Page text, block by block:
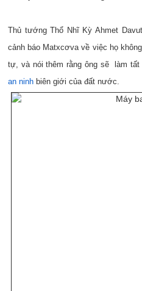
Thủ tướng Thổ Nhĩ Kỳ Ahmet
cảnh báo Matxcơva về việc họ
tự, và nói thêm rằng ông sẽ làm
an ninh biên giới của đất nước.